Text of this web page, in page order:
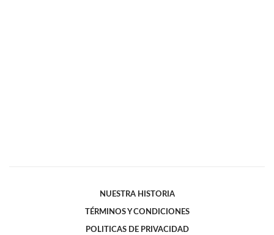
NUESTRA HISTORIA
TÉRMINOS Y CONDICIONES
POLITICAS DE PRIVACIDAD